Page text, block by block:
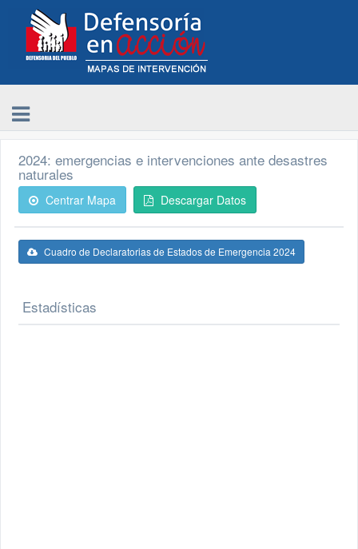
2024: emergencias e intervenciones ante desastres
naturales
Centrar Mapa Descargar Datos
Cuadro de Declaratorias de Estados de Emergencia 2024
Estadísticas